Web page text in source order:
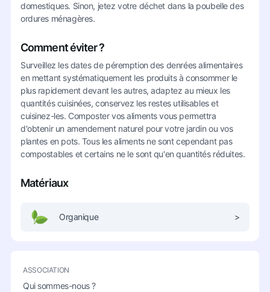
domestiques. Sinon, jetez votre déchet dans la poubelle des
ordures ménagères.
Comment éviter ?
Surveillez les dates de péremption des denrées alimentaires
en mettant systématiquement les produits à consommer le
plus rapidement devant les autres, adaptez au mieux les
quantités cuisinées, conservez les restes utilisables et
cuisinez-les. Composter vos aliments vous permettra
d'obtenir un amendement naturel pour votre jardin ou vos
plantes en pots. Tous les aliments ne sont cependant pas
compostables et certains ne le sont qu'en quantités réduites.
Matériaux
Organique >
ASSOCIATION
Qui sommes-nous ?